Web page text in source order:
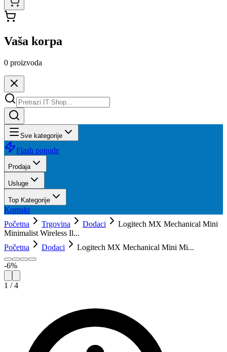
Vaša korpa
0 proizvoda
Sve kategorije
Flash ponude
Prodaja
Usluge
Top Kategorije
Kontakt
Početna
Trgovina Dodaci
Logitech MX Mechanical Mini
Minimalist Wireless Il...
Početna
Dodaci Logitech MX Mechanical Mini Mi...
-6%
1 /4